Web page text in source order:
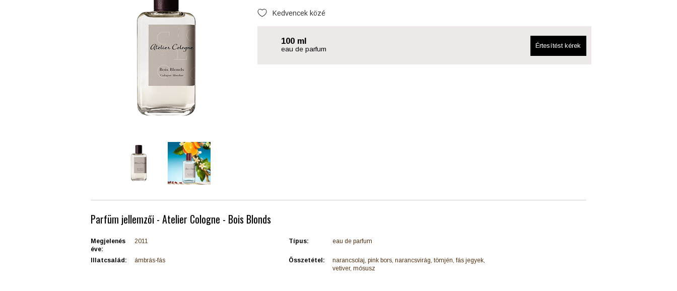
Kedvencek közé
100 ml
eau de parfum Értesítést kérek
Parfüm jellemzői - Atelier Cologne - Bois Blonds
Megjelenés
éve:
2011 Típus: eau de parfum
Illatcsalád: ámbrás-fás Összetétel:
narancsolaj, pink bors, narancsvirág, tömjén, fás jegyek,
vetiver, mósusz